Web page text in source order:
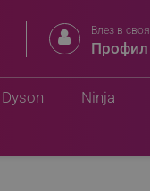
 Влез в своя
Профил
Dyson Ninja